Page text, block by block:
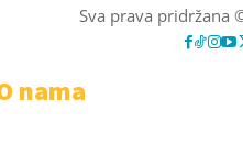
Sva prava pridržana
nama